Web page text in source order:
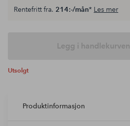
Rentefritt fra. 214:-/mån* Les mer
Legg i handlekurven
Utsolgt
Produktinformasjon